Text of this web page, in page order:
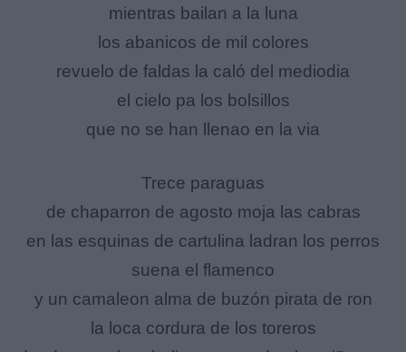
mientras bailan a la luna
los abanicos de mil colores
revuelo de faldas la caló del mediodia
el cielo pa los bolsillos
que no se han llenao en la via
Trece paraguas
de chaparron de agosto moja las cabras
en las esquinas de cartulina ladran los perros
suena el flamenco
y un camaleon alma de buzón pirata de ron
la loca cordura de los toreros